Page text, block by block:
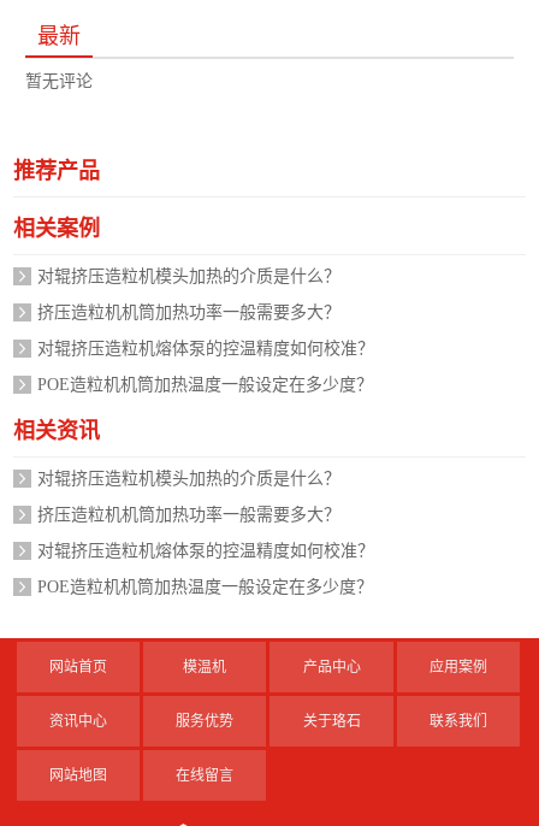
最新
暂无评论
推荐产品
相关案例
对辊挤压造粒机模头加热的介质是什么？
挤压造粒机机筒加热功率一般需要多大？
对辊挤压造粒机熔体泵的控温精度如何校准？
POE造粒机机筒加热温度一般设定在多少度？
相关资讯
对辊挤压造粒机模头加热的介质是什么？
挤压造粒机机筒加热功率一般需要多大？
对辊挤压造粒机熔体泵的控温精度如何校准？
POE造粒机机筒加热温度一般设定在多少度？
网站首页 模温机 产品中心 应用案例
资讯中心 服务优势 关于珞石 联系我们
网站地图 在线留言